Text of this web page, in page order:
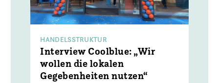
HANDELSSTRUKTUR
Interview Coolblue: „Wir
wollen die lokalen
Gegebenheiten nutzen“